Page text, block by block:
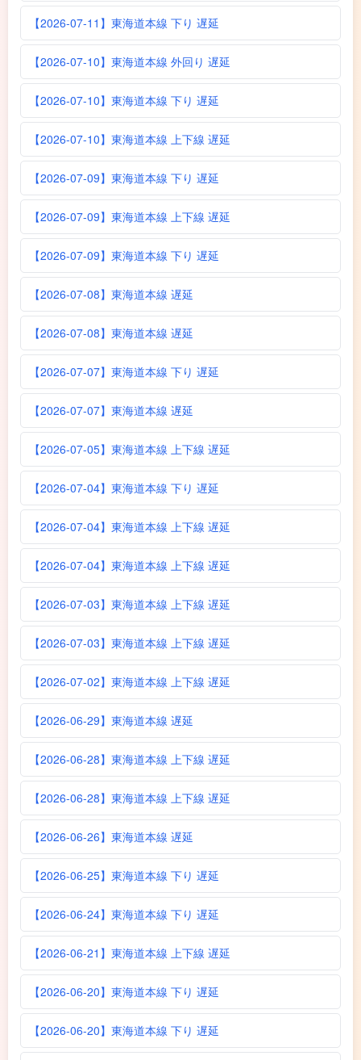
【2026-07-11】東海道本線 下り 遅延
【2026-07-10】東海道本線 外回り 遅延
【2026-07-10】東海道本線 下り 遅延
【2026-07-10】東海道本線 上下線 遅延
【2026-07-09】東海道本線 下り 遅延
【2026-07-09】東海道本線 上下線 遅延
【2026-07-09】東海道本線 下り 遅延
【2026-07-08】東海道本線 遅延
【2026-07-08】東海道本線 遅延
【2026-07-07】東海道本線 下り 遅延
【2026-07-07】東海道本線 遅延
【2026-07-05】東海道本線 上下線 遅延
【2026-07-04】東海道本線 下り 遅延
【2026-07-04】東海道本線 上下線 遅延
【2026-07-04】東海道本線 上下線 遅延
【2026-07-03】東海道本線 上下線 遅延
【2026-07-03】東海道本線 上下線 遅延
【2026-07-02】東海道本線 上下線 遅延
【2026-06-29】東海道本線 遅延
【2026-06-28】東海道本線 上下線 遅延
【2026-06-28】東海道本線 上下線 遅延
【2026-06-26】東海道本線 遅延
【2026-06-25】東海道本線 下り 遅延
【2026-06-24】東海道本線 下り 遅延
【2026-06-21】東海道本線 上下線 遅延
【2026-06-20】東海道本線 下り 遅延
【2026-06-20】東海道本線 下り 遅延